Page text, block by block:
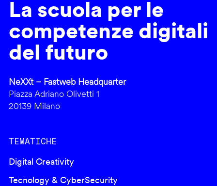
La scuola per le
competenze digitali
del futuro
NeXXt – Fastweb Headquarter
Piazza Adriano Olivetti 1
20139 Milano
TEMATICHE
Digital Creativity
Tecnology & CyberSecurity